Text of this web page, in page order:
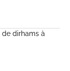
de dirhams à